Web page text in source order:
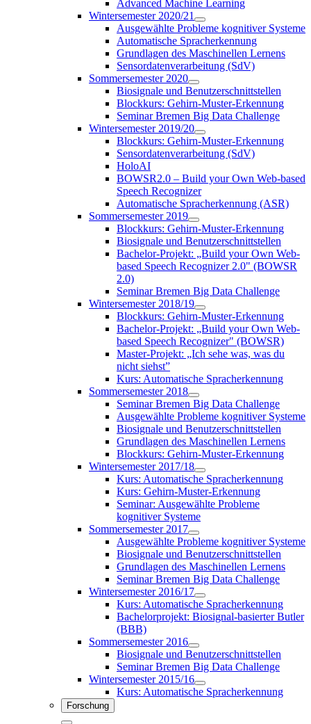
Advanced Machine Learning
Wintersemester 2020/21
Ausgewählte Probleme kognitiver Systeme
Automatische Spracherkennung
Grundlagen des Maschinellen Lernens
Sensordatenverarbeitung (SdV)
Sommersemester 2020
Biosignale und Benutzerschnittstellen
Blockkurs: Gehirn-Muster-Erkennung
Seminar Bremen Big Data Challenge
Wintersemester 2019/20
Blockkurs: Gehirn-Muster-Erkennung
Sensordatenverarbeitung (SdV)
HoloAI
BOWSR2.0 – Build your Own Web-based
Speech Recognizer
Automatische Spracherkennung (ASR)
Sommersemester 2019
Blockkurs: Gehirn-Muster-Erkennung
Biosignale und Benutzerschnittstellen
Bachelor-Projekt: „Build your Own Web-
based Speech Recognizer 2.0" (BOWSR
2.0)
Seminar Bremen Big Data Challenge
Wintersemester 2018/19
Blockkurs: Gehirn-Muster-Erkennung
Bachelor-Projekt: „Build your Own Web-
based Speech Recognizer" (BOWSR)
Master-Projekt: „Ich sehe was, was du
nicht siehst”
Kurs: Automatische Spracherkennung
Sommersemester 2018
Seminar Bremen Big Data Challenge
Ausgewählte Probleme kognitiver Systeme
Biosignale und Benutzerschnittstellen
Grundlagen des Maschinellen Lernens
Blockkurs: Gehirn-Muster-Erkennung
Wintersemester 2017/18
Kurs: Automatische Spracherkennung
Kurs: Gehirn-Muster-Erkennung
Seminar: Ausgewählte Probleme
kognitiver Systeme
Sommersemester 2017
Ausgewählte Probleme kognitiver Systeme
Biosignale und Benutzerschnittstellen
Grundlagen des Maschinellen Lernens
Seminar Bremen Big Data Challenge
Wintersemester 2016/17
Kurs: Automatische Spracherkennung
Bachelorprojekt: Biosignal-basierter Butler
(BBB)
Sommersemester 2016
Biosignale und Benutzerschnittstellen
Seminar Bremen Big Data Challenge
Wintersemester 2015/16
Kurs: Automatische Spracherkennung
Forschung